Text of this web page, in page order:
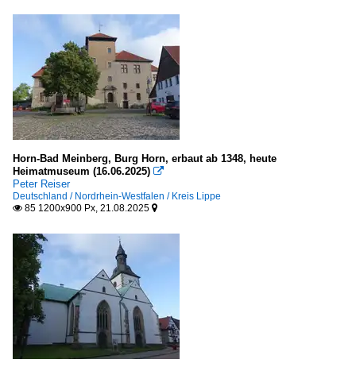
Horn-Bad Meinberg, Burg Horn, erbaut ab 1348, heute
Heimatmuseum (16.06.2025) 
Peter Reiser
Deutschland / Nordrhein-Westfalen / Kreis Lippe
 85 1200x900 Px, 21.08.2025 